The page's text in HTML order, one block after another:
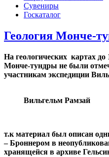
Сувениры
Госкаталог
Геология Монче-
На геологических картах до
Монче-тундры не были
участникам экспедиции
Вильгельм Рамзай
т.к материал был описан
– Броннером в
хранящейся в архиве